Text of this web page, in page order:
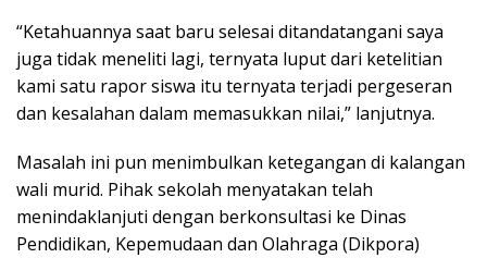
“Ketahuannya saat baru selesai ditandatangani saya
juga tidak meneliti lagi, ternyata luput dari ketelitian
kami satu rapor siswa itu ternyata terjadi pergeseran
dan kesalahan dalam memasukkan nilai,” lanjutnya.
Masalah ini pun menimbulkan ketegangan di kalangan
wali murid. Pihak sekolah menyatakan telah
menindaklanjuti dengan berkonsultasi ke Dinas
Pendidikan, Kepemudaan dan Olahraga (Dikpora)